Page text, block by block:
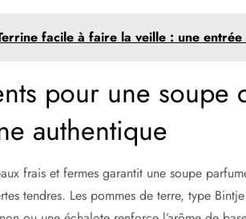
facile à faire la veille : une entrée
pour une soupe
authentique
frais et fermes garantit une soupe
tendres. Les pommes de terre, type